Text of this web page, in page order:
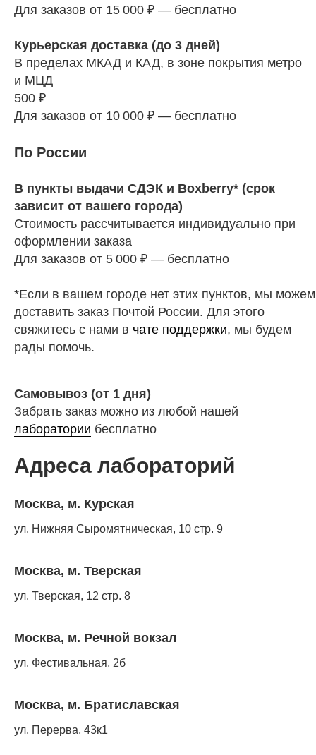
Для заказов от 15 000 ₽ — бесплатно
Курьерская доставка (до 3 дней)
В пределах МКАД и КАД, в зоне покрытия метро
и МЦД
500 ₽
Для заказов от 10 000 ₽ — бесплатно
По России
В пункты выдачи СДЭК и Boxberry* (срок
зависит от вашего города)
Стоимость рассчитывается индивидуально при
оформлении заказа
Для заказов от 5 000 ₽ — бесплатно
*Если в вашем городе нет этих пунктов, мы можем
доставить заказ Почтой России. Для этого
свяжитесь с нами в чате поддержки, мы будем
рады помочь.
Самовывоз (от 1 дня)
Забрать заказ можно из любой нашей
лаборатории бесплатно
Адреса лабораторий
Москва, м. Курская
ул. Нижняя Сыромятническая, 10 стр. 9
Москва, м. Тверская
ул. Тверская, 12 стр. 8
Москва, м. Речной вокзал
ул. Фестивальная, 2б
Москва, м. Братиславская
ул. Перерва, 43к1